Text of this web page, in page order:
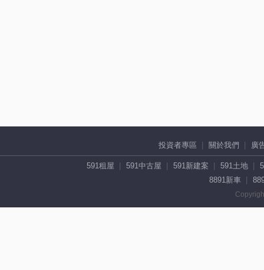
投資者專區 關於我們 廣
591租屋 591中古屋 591新建案 591土地
8891新車